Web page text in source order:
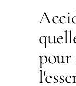
pour